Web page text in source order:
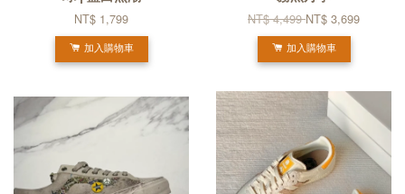
NT$ 1,799
加入購物車
NT$ 4,499NT$ 3,699
加入購物車